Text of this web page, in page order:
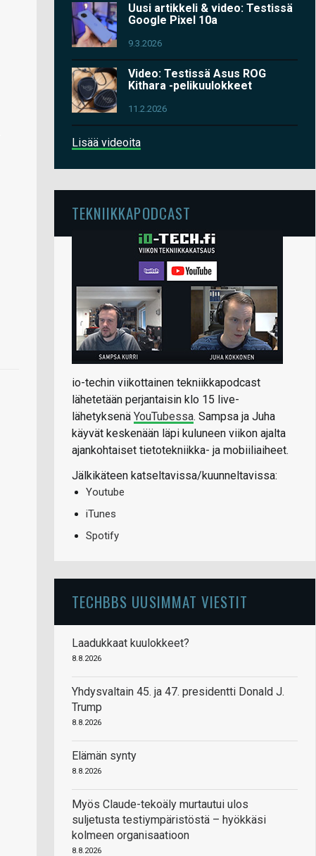
Uusi artikkeli & video: Testissä
Google Pixel 10a
9.3.2026
Video: Testissä Asus ROG
Kithara -pelikuulokkeet
11.2.2026
Lisää videoita
TEKNIIKKAPODCAST
io-techin viikottainen tekniikkapodcast
lähetetään perjantaisin klo 15 live-
lähetyksenä YouTubessa. Sampsa ja Juha
käyvät keskenään läpi kuluneen viikon ajalta
ajankohtaiset tietotekniikka- ja mobiiliaiheet.
Jälkikäteen katseltavissa/kuunneltavissa:
Youtube
iTunes
Spotify
TECHBBS UUSIMMAT VIESTIT
Laadukkaat kuulokkeet?
8.8.2026
Yhdysvaltain 45. ja 47. presidentti Donald J.
Trump
8.8.2026
Elämän synty
8.8.2026
Myös Claude-tekoäly murtautui ulos
suljetusta testiympäristöstä – hyökkäsi
kolmeen organisaatioon
8.8.2026